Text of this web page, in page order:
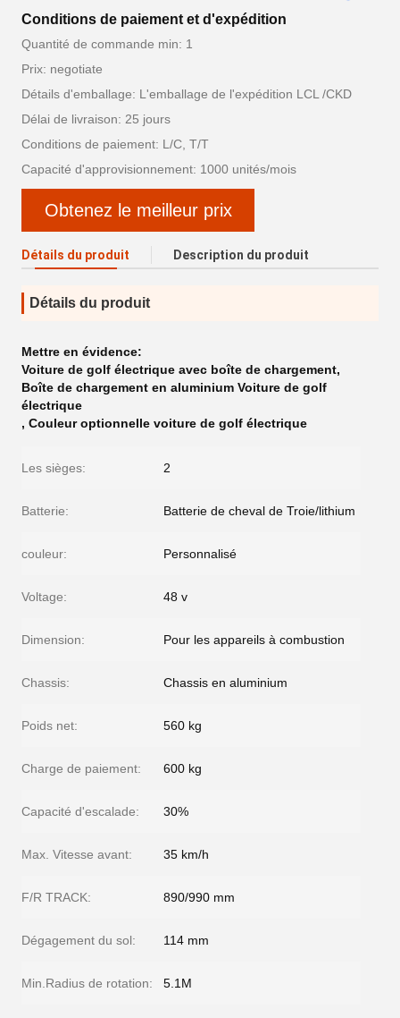
Conditions de paiement et d'expédition
Quantité de commande min: 1
Prix: negotiate
Détails d'emballage: L'emballage de l'expédition LCL /CKD
Délai de livraison: 25 jours
Conditions de paiement: L/C, T/T
Capacité d'approvisionnement: 1000 unités/mois
Obtenez le meilleur prix
Détails du produit Description du produit
Détails du produit
Mettre en évidence:
Voiture de golf électrique avec boîte de chargement,
Boîte de chargement en aluminium Voiture de golf
électrique
, Couleur optionnelle voiture de golf électrique
Les sièges: 2
Batterie: Batterie de cheval de Troie/lithium
couleur: Personnalisé
Voltage: 48 v
Dimension: Pour les appareils à combustion
Chassis: Chassis en aluminium
Poids net: 560 kg
Charge de paiement: 600 kg
Capacité d'escalade: 30%
Max. Vitesse avant: 35 km/h
F/R TRACK: 890/990 mm
Dégagement du sol: 114 mm
Min.Radius de rotation: 5.1M